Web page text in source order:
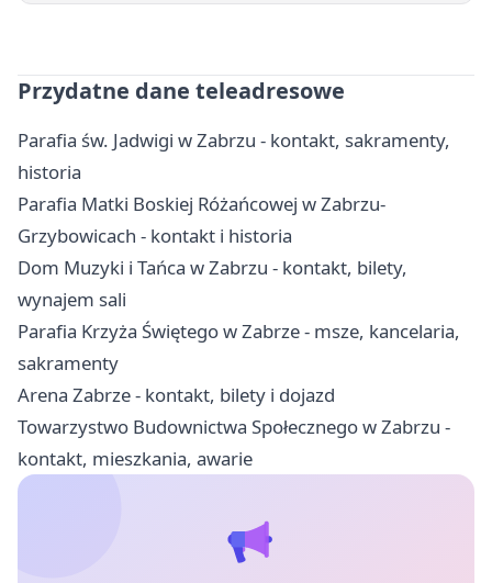
Przydatne dane teleadresowe
Parafia św. Jadwigi w Zabrzu - kontakt, sakramenty,
historia
Parafia Matki Boskiej Różańcowej w Zabrzu-
Grzybowicach - kontakt i historia
Dom Muzyki i Tańca w Zabrzu - kontakt, bilety,
wynajem sali
Parafia Krzyża Świętego w Zabrze - msze, kancelaria,
sakramenty
Arena Zabrze - kontakt, bilety i dojazd
Towarzystwo Budownictwa Społecznego w Zabrzu -
kontakt, mieszkania, awarie